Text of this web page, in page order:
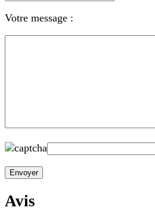
Votre message :
Avis